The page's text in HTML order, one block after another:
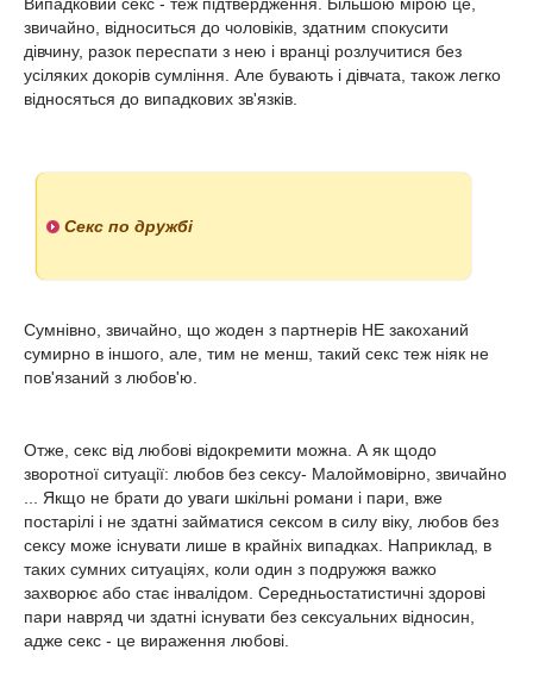
звичайно, відноситься до чоловіків, здатним спокусити
дівчину, разок переспати з нею і вранці розлучитися без
усіляких докорів сумління. Але бувають і дівчата, також легко
відносяться до випадкових зв'язків.
Секс по дружбі
Сумнівно, звичайно, що жоден з партнерів НЕ закоханий
сумирно в іншого, але, тим не менш, такий секс теж ніяк не
пов'язаний з любов'ю.
Отже, секс від любові відокремити можна. А як щодо
зворотної ситуації: любов без сексу- Малоймовірно, звичайно
... Якщо не брати до уваги шкільні романи і пари, вже
постарілі і не здатні займатися сексом в силу віку, любов без
сексу може існувати лише в крайніх випадках. Наприклад, в
таких сумних ситуаціях, коли один з подружжя важко
захворює або стає інвалідом. Середньостатистичні здорові
пари навряд чи здатні існувати без сексуальних відносин,
адже секс - це вираження любові.